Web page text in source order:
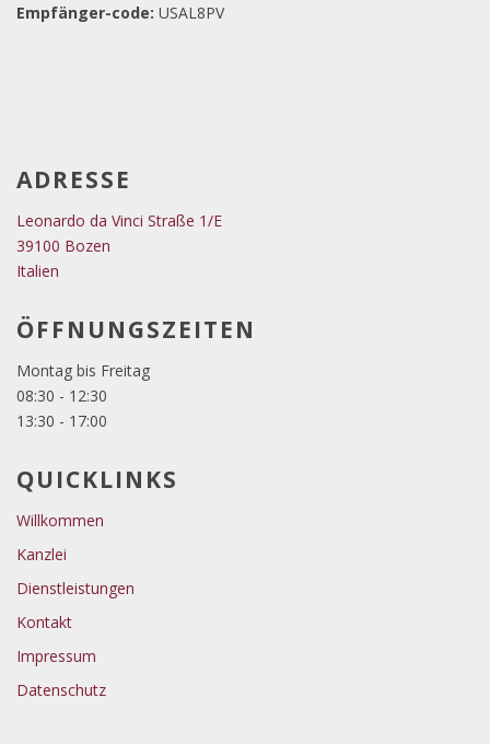
Empfänger-code: USAL8PV
ADRESSE
Leonardo da Vinci Straße 1/E
39100 Bozen
Italien
ÖFFNUNGSZEITEN
Montag bis Freitag
08:30 - 12:30
13:30 - 17:00
QUICKLINKS
Willkommen
Kanzlei
Dienstleistungen
Kontakt
Impressum
Datenschutz